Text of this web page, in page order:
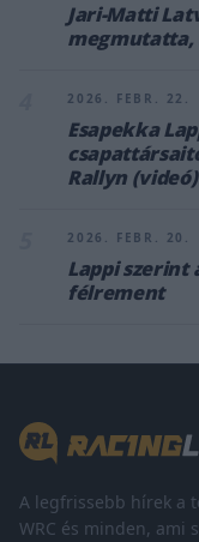
Jari-Matti
megmutatta,
2026. FEBR. 22.
Esapekka
Rallyn (videó)
2026. FEBR. 20.
Lappi szerint
félrement
A legfrissebb hírek a
WRC és minden, ami